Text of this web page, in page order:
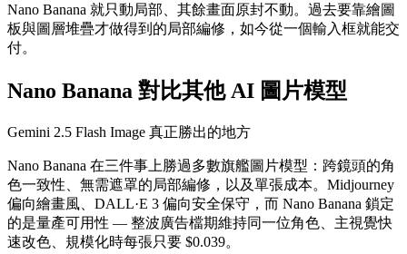
Nano Banana 就只動局部、其餘畫面原封不動。過去要靠繪圖
板與圖層堆疊才做得到的局部編修，如今從一個輸入框就能交
付。
Nano Banana 對比其他 AI 圖片模型
Gemini 2.5 Flash Image 真正勝出的地方
Nano Banana 在三件事上勝過多數旗艦圖片模型：跨鏡頭的角
色一致性、無需遮罩的局部編修，以及單張成本。Midjourney
偏向繪畫風、DALL·E 3 偏向安全保守，而 Nano Banana 鎖定
的是量產可用性 — 整波廣告檔期維持同一位角色、主視覺快
速改色、規模化時每張只要 $0.039。